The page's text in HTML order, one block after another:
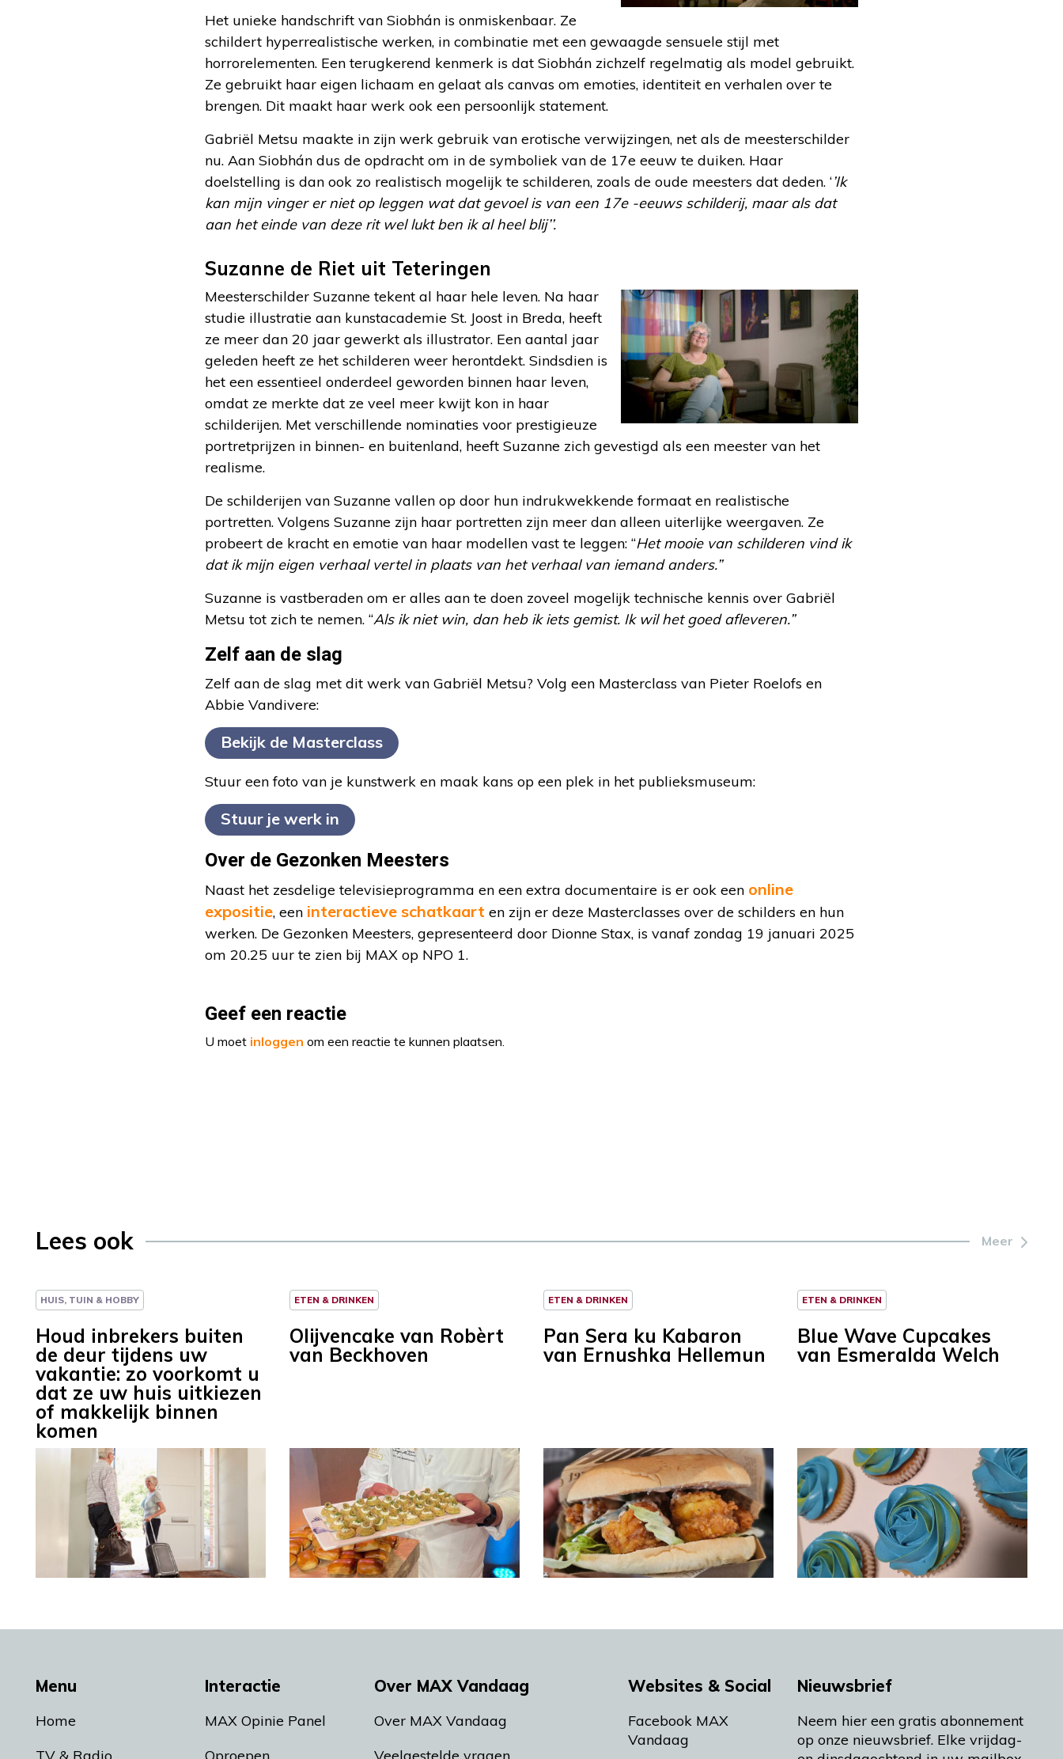
Het unieke handschrift van Siobhán is onmiskenbaar. Ze
schildert hyperrealistische werken, in combinatie met een gewaagde sensuele stijl met
horrorelementen. Een terugkerend kenmerk is dat Siobhán zichzelf regelmatig als model gebruikt.
Ze gebruikt haar eigen lichaam en gelaat als canvas om emoties, identiteit en verhalen over te
brengen. Dit maakt haar werk ook een persoonlijk statement.
Gabriël Metsu maakte in zijn werk gebruik van erotische verwijzingen, net als de meesterschilder
nu. Aan Siobhán dus de opdracht om in de symboliek van de 17e eeuw te duiken. Haar
doelstelling is dan ook zo realistisch mogelijk te schilderen, zoals de oude meesters dat deden. ‘’Ik
kan mijn vinger er niet op leggen wat dat gevoel is van een 17e-eeuws schilderij, maar als dat
aan het einde van deze rit wel lukt ben ik al heel blij’’.
Suzanne de Riet uit Teteringen
Meesterschilder Suzanne tekent al haar hele leven. Na haar
studie illustratie aan kunstacademie St. Joost in Breda, heeft
ze meer dan 20 jaar gewerkt als illustrator. Een aantal jaar
geleden heeft ze het schilderen weer herontdekt. Sindsdien is
het een essentieel onderdeel geworden binnen haar leven,
omdat ze merkte dat ze veel meer kwijt kon in haar
schilderijen. Met verschillende nominaties voor prestigieuze
portretprijzen in binnen- en buitenland, heeft Suzanne zich gevestigd als een meester van het
realisme.
De schilderijen van Suzanne vallen op door hun indrukwekkende formaat en realistische
portretten. Volgens Suzanne zijn haar portretten zijn meer dan alleen uiterlijke weergaven. Ze
probeert de kracht en emotie van haar modellen vast te leggen: “Het mooie van schilderen vind ik
dat ik mijn eigen verhaal vertel in plaats van het verhaal van iemand anders.”
Suzanne is vastberaden om er alles aan te doen zoveel mogelijk technische kennis over Gabriël
Metsu tot zich te nemen. “Als ik niet win, dan heb ik iets gemist. Ik wil het goed afleveren.”
Zelf aan de slag
Zelf aan de slag met dit werk van Gabriël Metsu? Volg een Masterclass van Pieter Roelofs en
Abbie Vandivere:
Bekijk de Masterclass
Stuur een foto van je kunstwerk en maak kans op een plek in het publieksmuseum:
Stuur je werk in
Over de Gezonken Meesters
Naast het zesdelige televisieprogramma en een extra documentaire is er ook een online
expositie, een interactieve schatkaart en zijn er deze Masterclasses over de schilders en hun
werken. De Gezonken Meesters, gepresenteerd door Dionne Stax, is vanaf zondag 19 januari 2025
om 20.25 uur te zien bij MAX op NPO 1.
Geef een reactie
U moet inloggen om een reactie te kunnen plaatsen.
Lees ook Meer
HUIS, TUIN & HOBBY
Houd inbrekers buiten
de deur tijdens uw
vakantie: zo voorkomt u
dat ze uw huis uitkiezen
of makkelijk binnen
komen
ETEN & DRINKEN
Olijvencake van Robèrt
van Beckhoven
ETEN & DRINKEN
Pan Sera ku Kabaron
van Ernushka Hellemun
ETEN & DRINKEN
Blue Wave Cupcakes
van Esmeralda Welch
Menu
Home
Interactie
MAX Opinie Panel
Over MAX Vandaag
Over MAX Vandaag
Websites & Social
Facebook MAX
Vandaag
Nieuwsbrief
Neem hier een gratis abonnement
op onze nieuwsbrief. Elke vrijdag-